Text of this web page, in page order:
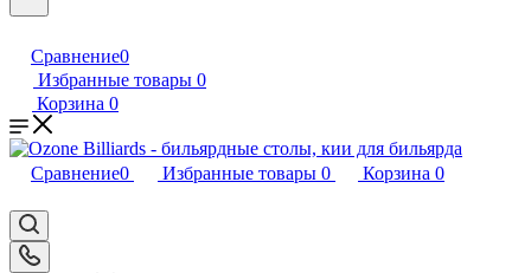
Сравнение0
Избранные товары 0
Корзина 0
Сравнение0 Избранные товары 0 Корзина 0